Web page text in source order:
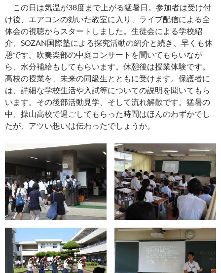
この日は気温が38度まで上がる猛暑日。参加者は受け付
け後、エアコンの効いた教室に入り、ライブ配信による全
体会の視聴からスタートしました。生徒会による学校紹
介、SOZAN国際塾による探究活動の紹介と続き、早くも休
憩です。吹奏楽部の中庭コンサートを聞いてもらいなが
ら、水分補給もしてもらいます。休憩後は授業体験です。
高校の授業を、未来の同級生とともに受けます。保護者に
は、詳細な学校生活や入試等についての説明を聞いてもら
います。その後部活動見学、そして流れ解散です。猛暑の
中、操山高校で過ごしてもらった時間はほんのわずかでし
たが、アツい想いは伝わったでしょうか。